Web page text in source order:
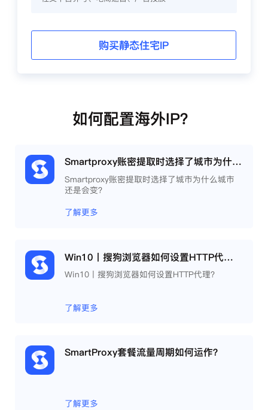
购买静态住宅IP
如何配置海外IP？
Smartproxy账密提取时选择了城市为什么城市还是会变？
Smartproxy账密提取时选择了城市为什么城市
还是会变？
了解更多
Win10丨搜狗浏览器如何设置HTTP代理？
Win10丨搜狗浏览器如何设置HTTP代理？
了解更多
SmartProxy套餐流量周期如何运作？
了解更多